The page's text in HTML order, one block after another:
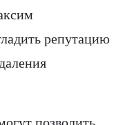
репутацию